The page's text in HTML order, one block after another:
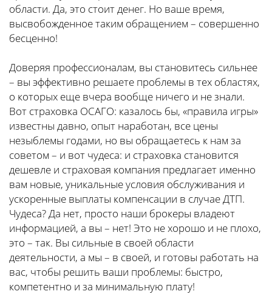
области. Да, это стоит денег. Но ваше время,
высвобожденное таким обращением – совершенно
бесценно!
Доверяя профессионалам, вы становитесь сильнее
– вы эффективно решаете проблемы в тех областях,
о которых еще вчера вообще ничего и не знали.
Вот страховка ОСАГО: казалось бы, «правила игры»
известны давно, опыт наработан, все цены
незыблемы годами, но вы обращаетесь к нам за
советом – и вот чудеса: и страховка становится
дешевле и страховая компания предлагает именно
вам новые, уникальные условия обслуживания и
ускоренные выплаты компенсации в случае ДТП.
Чудеса? Да нет, просто наши брокеры владеют
информацией, а вы – нет! Это не хорошо и не плохо,
это – так. Вы сильные в своей области
деятельности, а мы – в своей, и готовы работать на
вас, чтобы решить ваши проблемы: быстро,
компетентно и за минимальную плату!